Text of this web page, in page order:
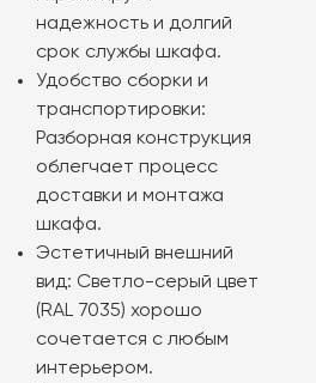
надежность и долгий
срок службы шкафа.
Удобство сборки и
транспортировки:
Разборная конструкция
облегчает процесс
доставки и монтажа
шкафа.
Эстетичный внешний
вид: Светло-серый цвет
(RAL 7035) хорошо
сочетается с любым
интерьером.